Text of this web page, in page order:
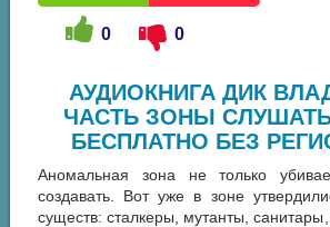
0 0
АУДИОКНИГА ДИК
ЧАСТЬ ЗОНЫ
БЕСПЛАТНО БЕЗ
Аномальная зона не только
создавать. Вот уже в зоне
существ: сталкеры, мутанты,